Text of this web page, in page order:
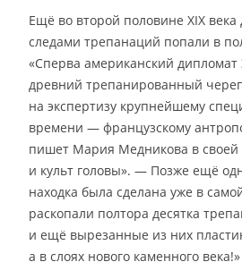
Ещё во второй половине XIX
следами трепанаций попали в
«Сперва американский
древний трепанированный
на экспертизу крупнейшему
времени — французскому
пишет Мария Медникова в своей
и культ головы». — Позже ещё
находка была сделана уже в
раскопали полтора десятка
и ещё вырезанные из них
а в слоях нового каменного века!»